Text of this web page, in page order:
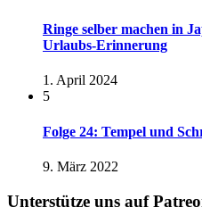
Ringe selber machen in
Urlaubs-Erinnerung
1. April 2024
5
Folge 24: Tempel und
9. März 2022
Unterstütze uns auf